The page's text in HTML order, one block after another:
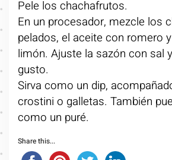
Pele los chachafrutos.
En un procesador, mezcle los
pelados, el aceite con romero
limón. Ajuste la sazón con sal
gusto.
Sirva como un dip,
crostini o galletas. También
como un puré.
Share this...